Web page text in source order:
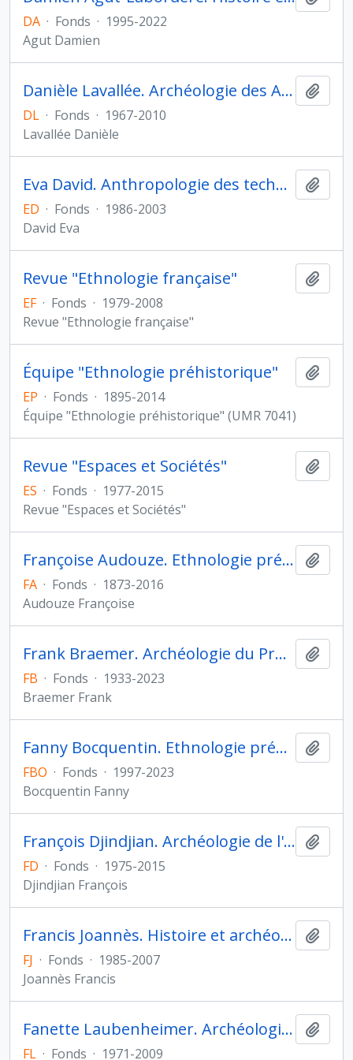
DA · Fonds · 1995-2022
Agut Damien
Danièle Lavallée. Archéologie des Amériques
DL · Fonds · 1967-2010
Lavallée Danièle
Eva David. Anthropologie des techniques, des espaces et des territoires au Pliocène et au Pleistocène
ED · Fonds · 1986-2003
David Eva
Revue "Ethnologie française"
EF · Fonds · 1979-2008
Revue "Ethnologie française"
Équipe "Ethnologie préhistorique"
EP · Fonds · 1895-2014
Équipe "Ethnologie préhistorique" (UMR 7041)
Revue "Espaces et Sociétés"
ES · Fonds · 1977-2015
Revue "Espaces et Sociétés"
Françoise Audouze. Ethnologie préhistorique
FA · Fonds · 1873-2016
Audouze Françoise
Frank Braemer. Archéologie du Proche-Orient hellénistique et romain
FB · Fonds · 1933-2023
Braemer Frank
Fanny Bocquentin. Ethnologie préhistorique
FBO · Fonds · 1997-2023
Bocquentin Fanny
François Djindjian. Archéologie de l'Asie centrale
FD · Fonds · 1975-2015
Djindjian François
Francis Joannès. Histoire et archéologie de l'Orient cunéiforme
FJ · Fonds · 1985-2007
Joannès Francis
Fanette Laubenheimer. Archéologie de la Gaule
FL · Fonds · 1971-2009